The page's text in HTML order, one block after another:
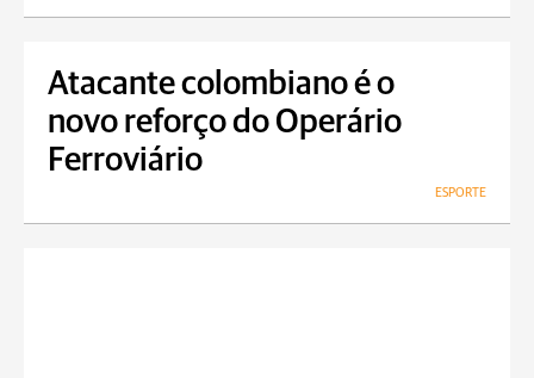
Atacante colombiano é o
novo reforço do Operário
Ferroviário
ESPORTE